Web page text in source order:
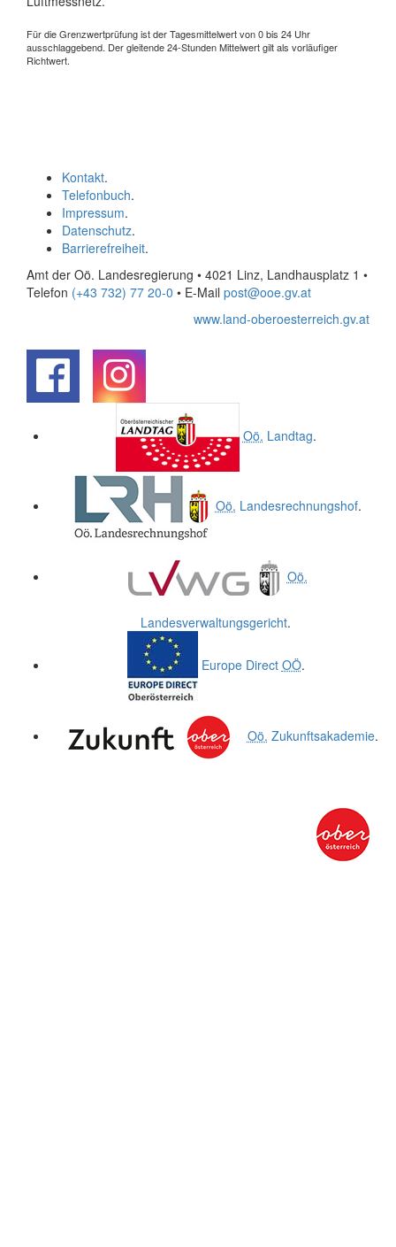
Für die Grenzwertprüfung ist der Tagesmittelwert von 0 bis 24 Uhr
ausschlaggebend. Der gleitende 24-Stunden Mittelwert gilt als vorläufiger
Richtwert.
Kontakt.
Telefonbuch.
Impressum.
Datenschutz.
Barrierefreiheit.
Amt der Oö. Landesregierung • 4021 Linz, Landhausplatz 1 •
Telefon (+43 732) 77 20-0 • E-Mail post@ooe.gv.at
www.land-oberoesterreich.gv.at
Oö. Landtag.
Oö. Landesrechnungshof.
Oö.
Landesverwaltungsgericht.
Europe Direct OÖ.
Oö. Zukunftsakademie.